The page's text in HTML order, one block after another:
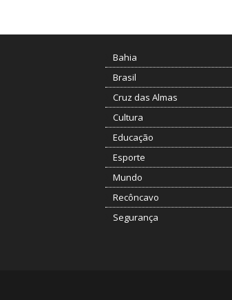
Bahia
Brasil
Cruz das Almas
Cultura
Educação
Esporte
Mundo
Recôncavo
Segurança